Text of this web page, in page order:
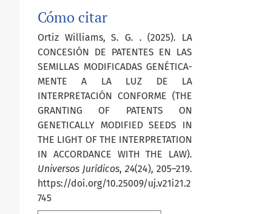
Cómo citar
Ortiz Williams, S. G. . (2025). LA
CONCESIÓN DE PATENTES EN LAS
SEMILLAS MODIFICADAS GENÉTICA-
MENTE A LA LUZ DE LA
INTERPRETACIÓN CONFORME (THE
GRANTING OF PATENTS ON
GENETICALLY MODIFIED SEEDS IN
THE LIGHT OF THE INTERPRETATION
IN ACCORDANCE WITH THE LAW).
Universos Jurídicos, 24(24), 205–219.
https://doi.org/10.25009/uj.v21i21.2
745